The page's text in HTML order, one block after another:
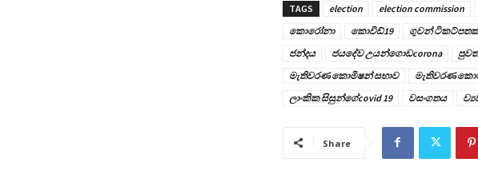
TAGS election election commission
කොරෝනා
කොවිඩ්19 ගුවන්
ජන්දය
ජයදේව උයන්ගොඩcorona පුවත්
මැතිවරණ කොමිෂන් සභාව
මැතිවරණ
ලාංකික සිසුන්ගේcovid 19
වසංගතය
Share